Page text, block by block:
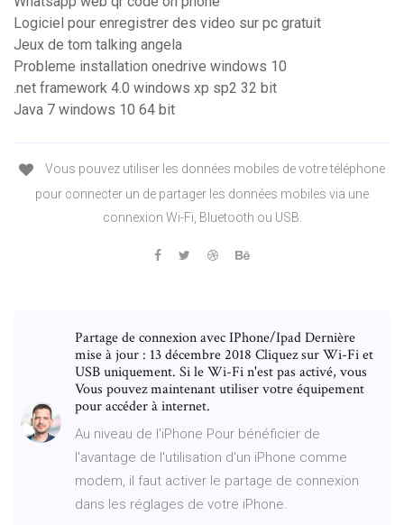
Logiciel pour enregistrer des video sur pc gratuit
Jeux de tom talking angela
Probleme installation onedrive windows 10
.net framework 4.0 windows xp sp2 32 bit
Java 7 windows 10 64 bit
Vous pouvez utiliser les données mobiles de votre téléphone
pour connecter un de partager les données mobiles via une
connexion Wi-Fi, Bluetooth ou USB.
Partage de connexion avec IPhone/Ipad Dernière
mise à jour : 13 décembre 2018 Cliquez sur Wi-Fi et
USB uniquement. Si le Wi-Fi n'est pas activé, vous
Vous pouvez maintenant utiliser votre équipement
pour accéder à internet.
Au niveau de l'iPhone Pour bénéficier de
l'avantage de l'utilisation d'un iPhone comme
modem, il faut activer le partage de connexion
dans les réglages de votre iPhone.